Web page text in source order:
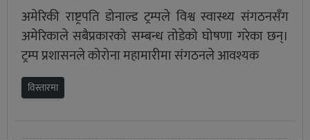
अमेरिकी राष्ट्रपति डोनाल्ड ट्रम्पले विश्व स्वास्थ्य संगठनसँग
अमेरिकाले सबैप्रकारको सम्बन्ध तोडेको घोषणा गरेका छन्।
ट्रम्प प्रशासनले कोरोना महामारीमा संगठनले आवश्यक
विस्तारमा